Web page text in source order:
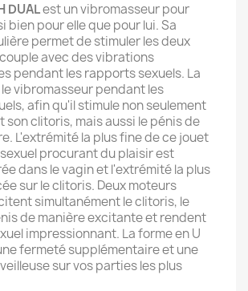
DUALest un vibromasseur pour
bien pour elle que pour lui. Sa
permet de stimuler les deux
avec des vibrations
pendant les rapports sexuels. La
vibromasseur pendant les
afin qu'il stimule non seulement
son clitoris, mais aussi le pénis de
L'extrémité la plus fine de ce jouet
procurant du plaisir est
dans le vagin et l'extrémité la plus
sur le clitoris. Deux moteurs
simultanément le clitoris, le
de manière excitante et rendent
impressionnant. La forme en U
fermeté supplémentaire et une
sur vos parties les plus